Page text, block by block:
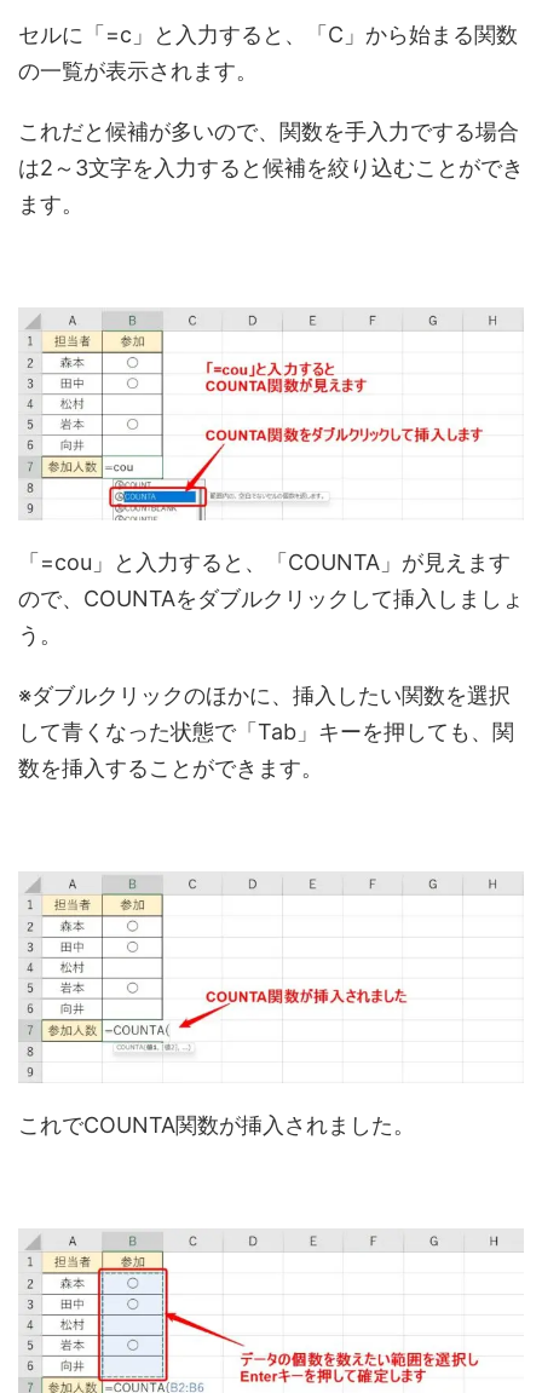
セルに「=c」と入力すると、「C」から始まる関数
の一覧が表示されます。
これだと候補が多いので、関数を手入力でする場合
は2～3文字を入力すると候補を絞り込むことができ
ます。
「=cou」と入力すると、「COUNTA」が見えます
ので、COUNTAをダブルクリックして挿入しましょ
う。
※ダブルクリックのほかに、挿入したい関数を選択
して青くなった状態で「Tab」キーを押しても、関
数を挿入することができます。
これでCOUNTA関数が挿入されました。